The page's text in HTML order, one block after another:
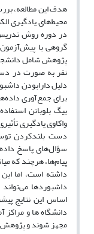
هدف این مطالعه،
محیط‌های یادگیری
در دوره روش
گروهی با
نفر به صورت در
دلیل دارابودن
برای جمع‌آوری
بیگ بلوباتن
واکاوی یادگیری
دست بلندکردن
سؤال‌های پاسخ
پیام‌ها، هرچند که
داشته است، اما این
داشبوردها
اساس این نتایج
دانشگاه ها و
مجهز شوند و پژوهش